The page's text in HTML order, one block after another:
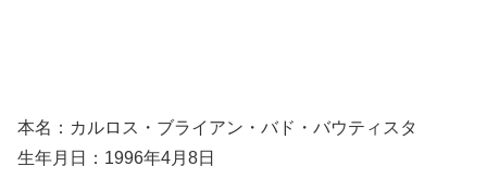
本名：カルロス・ブライアン・バド・バウティスタ
生年月日：1996年4月8日